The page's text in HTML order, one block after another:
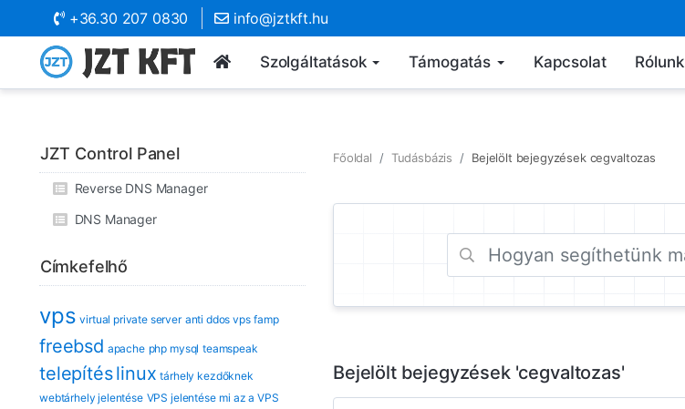
+36.30 207 0830 info@jztkft.hu
Szolgáltatások Támogatás Kapcsolat Rólunk
JZT Control Panel
Reverse DNS Manager
DNS Manager
Címkefelhő
vps virtual private server anti ddos vps famp
freebsd apache php mysql teamspeak
telepítéslinux tárhely kezdőknek
webtárhely jelentése VPS jelentése mi az a VPS
Főoldal Tudásbázis Bejelölt bejegyzések cegvaltozas
Bejelölt bejegyzések 'cegvaltozas'